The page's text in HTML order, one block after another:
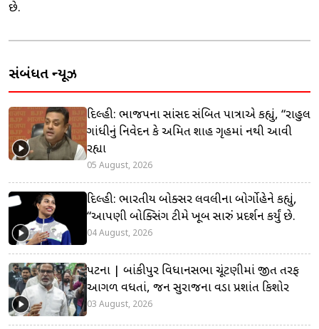
છે.
સંબંધિત ન્યૂઝ
દિલ્હી: ભાજપના સાંસદ સંબિત પાત્રાએ કહ્યું, “રાહુલ
ગાંધીનું નિવેદન કે અમિત શાહ ગૃહમાં નથી આવી
રહ્યા
05 August, 2026
દિલ્હી: ભારતીય બોક્સર લવલીના બોર્ગોહેને કહ્યું,
“આપણી બોક્સિંગ ટીમે ખૂબ સારું પ્રદર્શન કર્યું છે.
04 August, 2026
પટના | બાંકીપુર વિધાનસભા ચૂંટણીમાં જીત તરફ
આગળ વધતાં, જન સુરાજના વડા પ્રશાંત કિશોર
03 August, 2026